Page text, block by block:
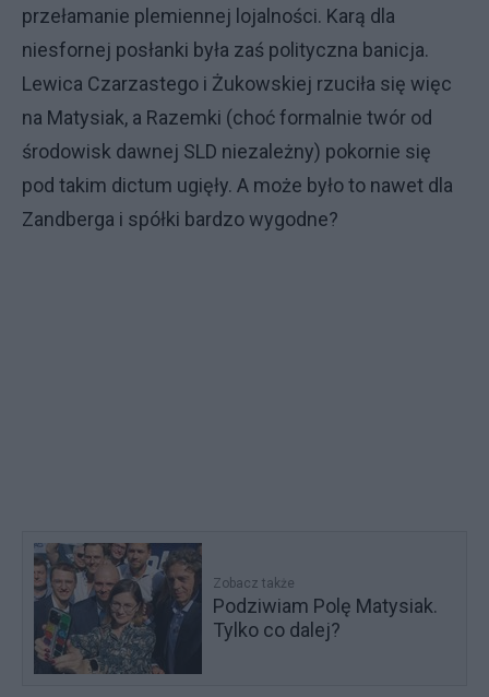
przełamanie plemiennej lojalności. Karą dla
niesfornej posłanki była zaś polityczna banicja.
Lewica Czarzastego i Żukowskiej rzuciła się więc
na Matysiak, a Razemki (choć formalnie twór od
środowisk dawnej SLD niezależny) pokornie się
pod takim dictum ugięły. A może było to nawet dla
Zandberga i spółki bardzo wygodne?
Zobacz także
Podziwiam Polę Matysiak.
Tylko co dalej?